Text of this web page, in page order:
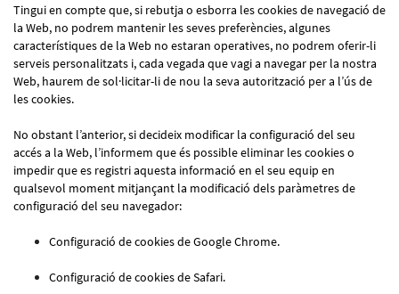
Tingui en compte que, si rebutja o esborra les cookies de navegació de
la Web, no podrem mantenir les seves preferències, algunes
característiques de la Web no estaran operatives, no podrem oferir-li
serveis personalitzats i, cada vegada que vagi a navegar per la nostra
Web, haurem de sol·licitar-li de nou la seva autorització per a l’ús de
les cookies.
No obstant l’anterior, si decideix modificar la configuració del seu
accés a la Web, l’informem que és possible eliminar les cookies o
impedir que es registri aquesta informació en el seu equip en
qualsevol moment mitjançant la modificació dels paràmetres de
configuració del seu navegador:
Configuració de cookies de Google Chrome.
Configuració de cookies de Safari.